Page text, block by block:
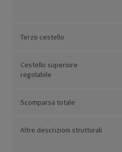
Terzo cestello
Cestello superiore
regolabile
Scomparsa totale
Altre descrizioni strutturali